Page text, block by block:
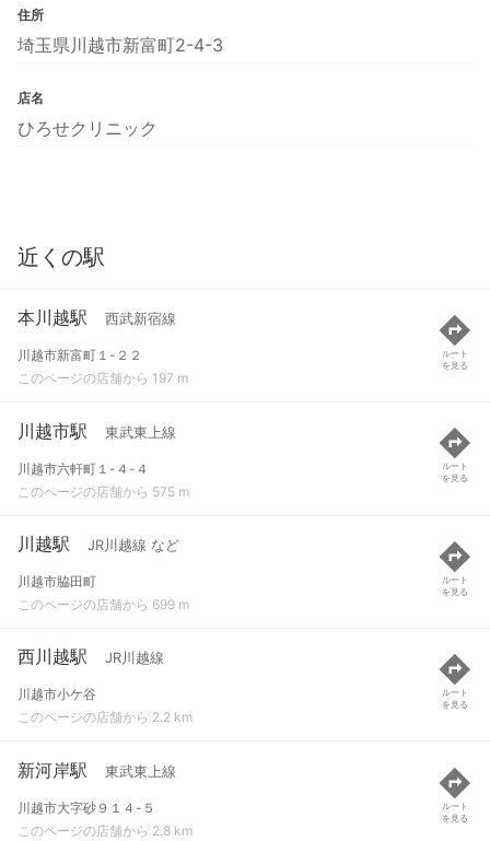
住所
埼玉県川越市新富町2-4-3
店名
ひろせクリニック
近くの駅
本川越駅 西武新宿線
川越市新富町１-２２
このページの店舗から 197 m
ルート
を見る
川越市駅 東武東上線
川越市六軒町１-４-４
このページの店舗から 575 m
ルート
を見る
川越駅 JR川越線 など
川越市脇田町
このページの店舗から 699 m
ルート
を見る
西川越駅 JR川越線
川越市小ケ谷
このページの店舗から 2.2 km
ルート
を見る
新河岸駅 東武東上線
川越市大字砂９１４-５
このページの店舗から 2.8 km
ルート
を見る